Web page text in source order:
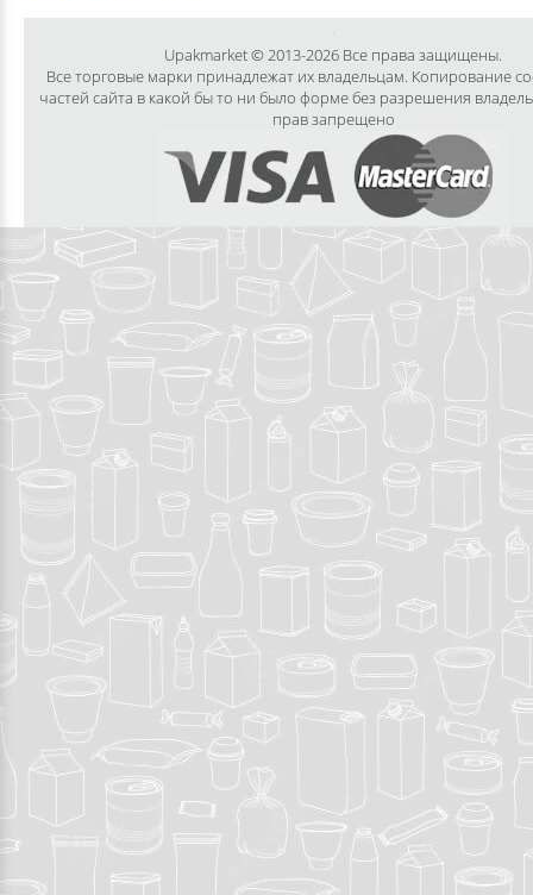
Upakmarket © 2013-2026 Все права защищены.
Все торговые марки принадлежат их владельцам. Копирование
частей сайта в какой бы то ни было форме без разрешения
прав запрещено